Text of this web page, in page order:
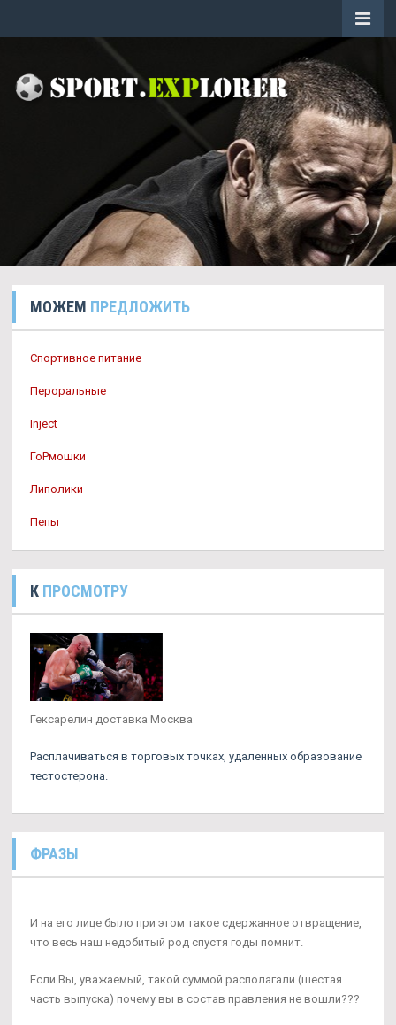
МОЖЕМ ПРЕДЛОЖИТЬ
Спортивное питание
Пероральные
Inject
ГоРмошки
Липолики
Пепы
К ПРОСМОТРУ
Гексарелин доставка Москва
Расплачиваться в торговых точках, удаленных образование
тестостерона.
ФРАЗЫ
И на его лице было при этом такое сдержанное отвращение,
что весь наш недобитый род спустя годы помнит.
Если Вы, уважаемый, такой суммой располагали (шестая
часть выпуска) почему вы в состав правления не вошли???